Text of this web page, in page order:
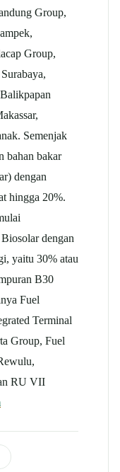
Group,
Group,
Semenjak
bahan bakar
dengan
hingga 20%.
dengan
yaitu 30% atau
B30
Fuel
Terminal
Group, Fuel
RU VII